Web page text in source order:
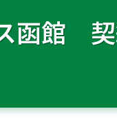
函館 契